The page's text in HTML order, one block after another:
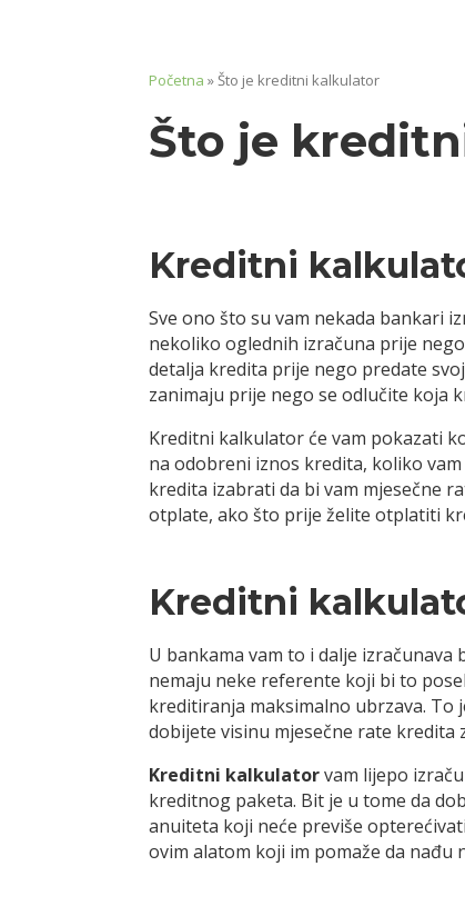
Početna »Što je kreditni kalkulator
Što je
Kreditni
Sve ono što su vam nekada bankari
nekoliko oglednih izračuna prije
detalja kredita prije nego predate
zanimaju prije nego se odlučite koja
Kreditni kalkulator će vam pokazati
na odobreni iznos kredita, koliko
kredita izabrati da bi vam mjesečne
otplate, ako što prije želite otplatiti
Kreditni
U bankama vam to i dalje
nemaju neke referente koji bi to
kreditiranja maksimalno ubrzava. To
dobijete visinu mjesečne rate
Kreditni kalkulatorvam lijepo
kreditnog paketa. Bit je u tome da
anuiteta koji neće previše
ovim alatom koji im pomaže da